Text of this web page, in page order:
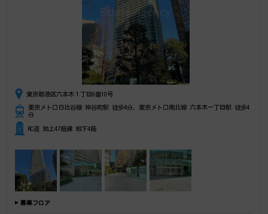
東京都港区六本木１丁目9番10号
東京メトロ日比谷線 神谷町駅 徒歩4分、東京メトロ南北線 六本木一丁目駅 徒歩4
分
RC造 地上47階建 地下4階
募集フロア